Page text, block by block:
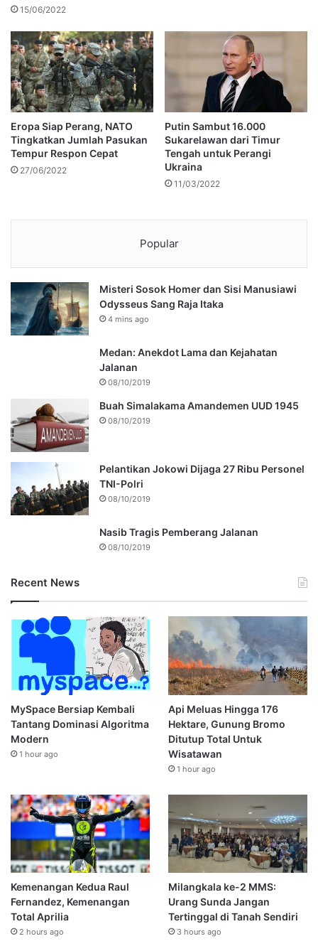
15/06/2022
Eropa Siap Perang, NATO
Tingkatkan Jumlah Pasukan
Tempur Respon Cepat
27/06/2022
Putin Sambut 16.000
Sukarelawan dari Timur
Tengah untuk Perangi
Ukraina
11/03/2022
Popular
Misteri Sosok Homer dan Sisi Manusiawi
Odysseus Sang Raja Itaka
4 mins ago
Medan: Anekdot Lama dan Kejahatan
Jalanan
08/10/2019
Buah Simalakama Amandemen UUD 1945
08/10/2019
Pelantikan Jokowi Dijaga 27 Ribu Personel
TNI-Polri
08/10/2019
Nasib Tragis Pemberang Jalanan
08/10/2019
Recent News
MySpace Bersiap Kembali
Tantang Dominasi Algoritma
Modern
1 hour ago
Api Meluas Hingga 176
Hektare, Gunung Bromo
Ditutup Total Untuk
Wisatawan
1 hour ago
Kemenangan Kedua Raul
Fernandez, Kemenangan
Total Aprilia
2 hours ago
Milangkala ke-2 MMS:
Urang Sunda Jangan
Tertinggal di Tanah Sendiri
3 hours ago